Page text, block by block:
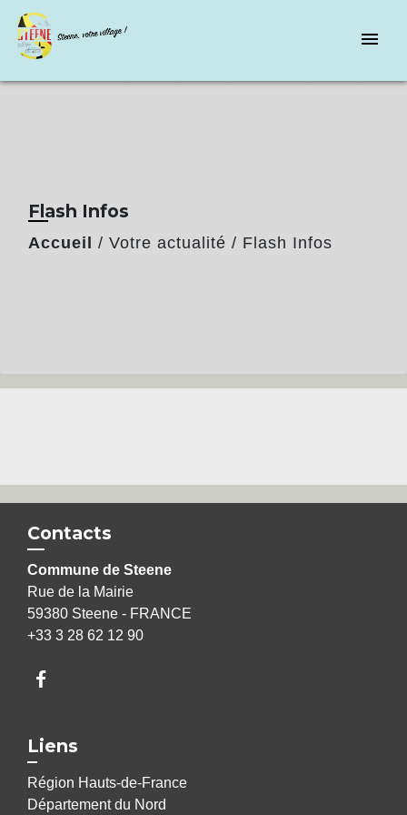
menu
Flash Infos
Accueil / Votre actualité / Flash Infos
Contacts
Commune de Steene
Rue de la Mairie
59380 Steene - FRANCE
+33 3 28 62 12 90
Liens
Région Hauts-de-France
Département du Nord